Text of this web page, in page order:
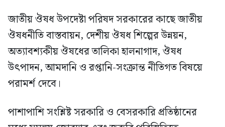
জাতীয় ঔষধ উপদেষ্টা পরিষদ সরকারের কাছে জাতীয়
ঔষধনীতি বাস্তবায়ন, দেশীয় ঔষধ শিল্পের উন্নয়ন,
অত্যাবশ্যকীয় ঔষধের তালিকা হালনাগাদ, ঔষধ
উৎপাদন, আমদানি ও রপ্তানি-সংক্রান্ত নীতিগত বিষয়ে
পরামর্শ দেবে।
পাশাপাশি সংশ্লিষ্ট সরকারি ও বেসরকারি প্রতিষ্ঠানের